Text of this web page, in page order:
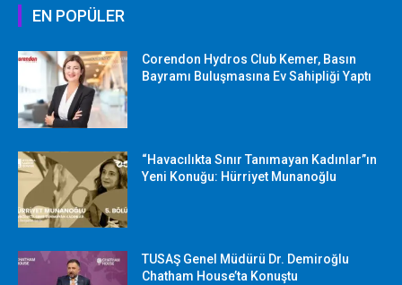
EN POPÜLER
Corendon Hydros Club Kemer, Basın
Bayramı Buluşmasına Ev Sahipliği Yaptı
“Havacılıkta Sınır Tanımayan Kadınlar”ın
Yeni Konuğu: Hürriyet Munanoğlu
TUSAŞ Genel Müdürü Dr. Demiroğlu
Chatham House’ta Konuştu